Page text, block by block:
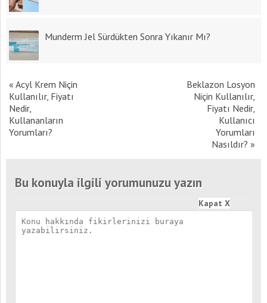
Munderm Jel Sürdükten Sonra Yıkanır Mı?
« Acyl Krem Niçin
Kullanılır, Fiyatı
Nedir,
Kullananların
Yorumları?
Beklazon Losyon
Niçin Kullanılır,
Fiyatı Nedir,
Kullanıcı
Yorumları
Nasıldır? »
Bu konuyla ilgili yorumunuzu yazın
Kapat X